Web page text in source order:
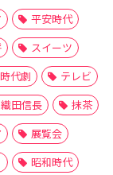
平安時代
スイーツ
時代劇
テレビ
織田信長
抹茶
展覧会
昭和時代